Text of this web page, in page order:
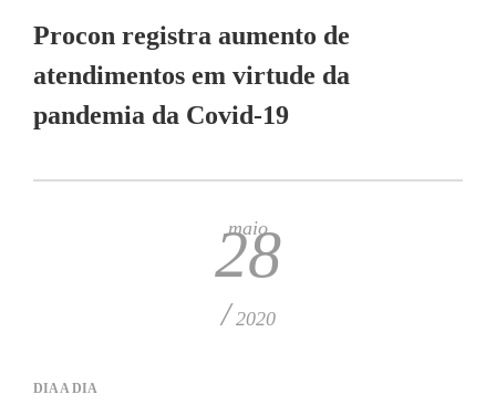
Procon registra aumento de
atendimentos em virtude da
pandemia da Covid-19
maio
28
/ 2020
DIA A DIA